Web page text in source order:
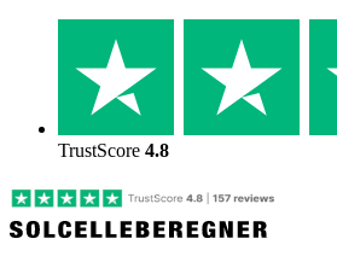
TrustScore 4.8